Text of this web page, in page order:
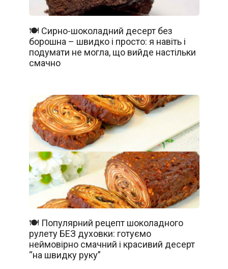
🍽️ Сирно-шоколадний десерт без
борошна – швидко і просто: я навіть і
подумати не могла, що вийде настільки
смачно
🍽️ Популярний рецепт шоколадного
рулету БЕЗ духовки: готуємо
неймовірно смачний і красивий десерт
“на швидку руку”